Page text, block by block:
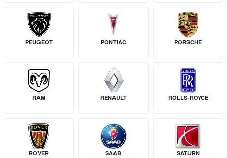
PEUGEOT PONTIAC PORSCHE
RAM RENAULT ROLLS-ROYCE
ROVER SAAB SATURN